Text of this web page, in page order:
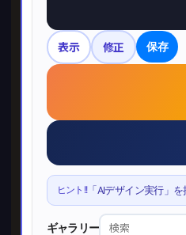
表示 修正 保存
ヒント!!「AIデザイン実行」
ギャラリー